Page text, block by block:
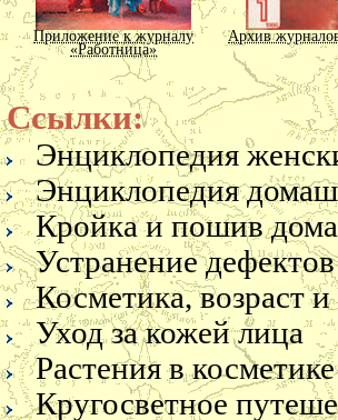
Приложение к журналу
«Работница»
Архив
Приложение к журналу
«Крестьянка»
Цветущая
Ссылки:
Энциклопедия
Энциклопедия
Кройка и пошив дома
Устранение
Косметика, возраст и
Уход за кожей лица
Растения в косметике
Кругосветное